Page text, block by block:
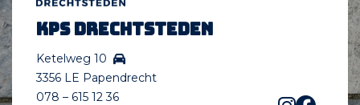
KPS Drechtsteden
Ketelweg 10
3356 LE Papendrecht
078 – 615 12 36